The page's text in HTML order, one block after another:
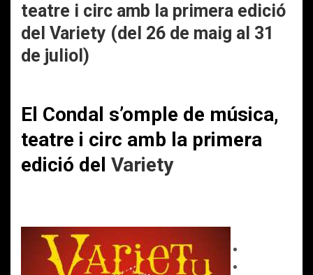
teatre i circ amb la primera edició
del Variety (del 26 de maig al 31
de juliol)
El Condal s’omple de música,
teatre i circ amb la primera
edició del Variety